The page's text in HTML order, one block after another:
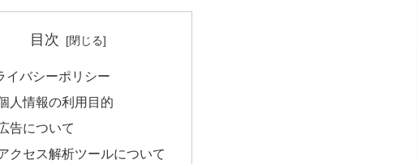
目次
イバシーポリシー
人情報の利用目的
告について
クセス解析ツールについて